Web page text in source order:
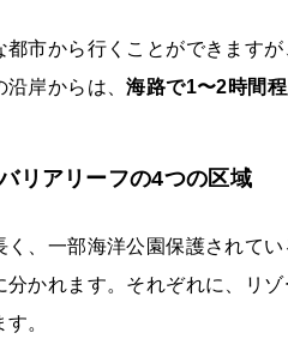
都市から行くことができます
沿岸からは、海路で1〜2時間
リアリーフの4つの区域
く、一部海洋公園保護されて
分かれます。それぞれに、リ
。